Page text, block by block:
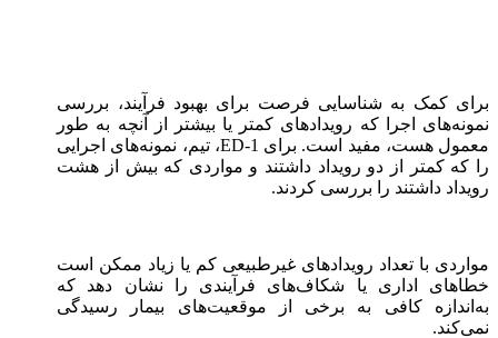
برای کمک به شناسایی فرصت برای بهبود فرآیند، بررسی
نمونه‌های اجرا که رویدادهای کمتر یا بیشتر از آنچه به طور
معمول هست، مفید است. برای ED-1، تیم، نمونه‌های اجرایی
را که کمتر از دو رویداد داشتند و مواردی که بیش از هشت
رویداد داشتند را بررسی کردند.
مواردی با تعداد رویدادهای غیرطبیعی کم یا زیاد ممکن است
خطاهای اداری یا شکاف‌های فرآیندی را نشان دهد که
به‌اندازه کافی به برخی از موقعیت‌های بیمار رسیدگی
نمی‌کند.